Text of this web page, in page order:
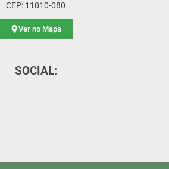
CEP: 11010-080
Ver no Mapa
SOCIAL: